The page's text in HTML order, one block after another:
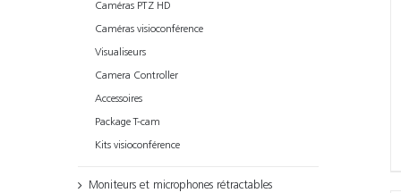
Caméras PTZ HD
Caméras visioconférence
Visualiseurs
Camera Controller
Accessoires
Package T-cam
Kits visioconférence
Moniteurs et microphones rétractables